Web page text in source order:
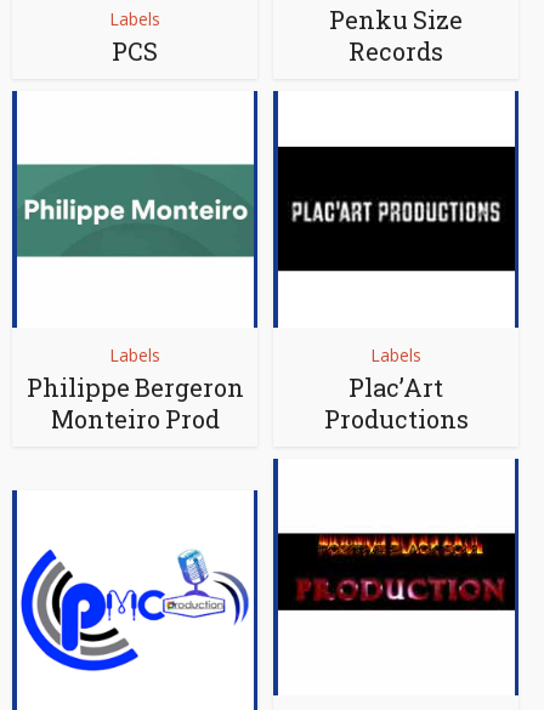
Labels
PCS
Penku Size
Records
Labels
Philippe Bergeron
Monteiro Prod
Labels
Plac’Art
Productions